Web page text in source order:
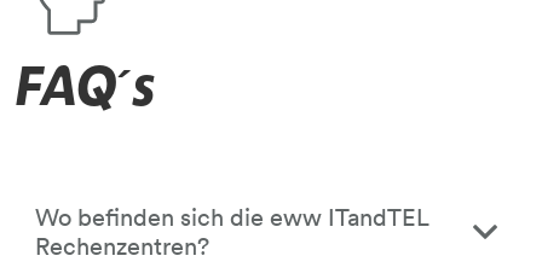
FAQ´s
Wo befinden sich die eww ITandTEL
Rechenzentren?